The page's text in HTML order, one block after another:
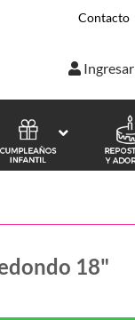
Contacto
Ingresar
18"